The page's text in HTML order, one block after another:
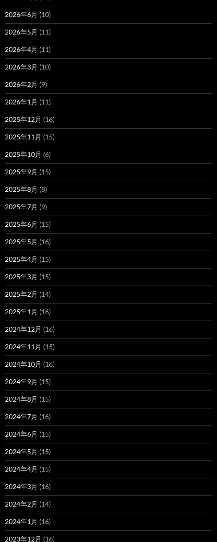
2026年6月 (10)
2026年5月 (11)
2026年4月 (11)
2026年3月 (10)
2026年2月 (9)
2026年1月 (11)
2025年12月 (16)
2025年11月 (15)
2025年10月 (6)
2025年9月 (15)
2025年8月 (8)
2025年7月 (9)
2025年6月 (15)
2025年5月 (16)
2025年4月 (15)
2025年3月 (15)
2025年2月 (14)
2025年1月 (16)
2024年12月 (16)
2024年11月 (15)
2024年10月 (16)
2024年9月 (15)
2024年8月 (15)
2024年7月 (16)
2024年6月 (15)
2024年5月 (15)
2024年4月 (15)
2024年3月 (16)
2024年2月 (14)
2024年1月 (16)
2023年12月 (16)